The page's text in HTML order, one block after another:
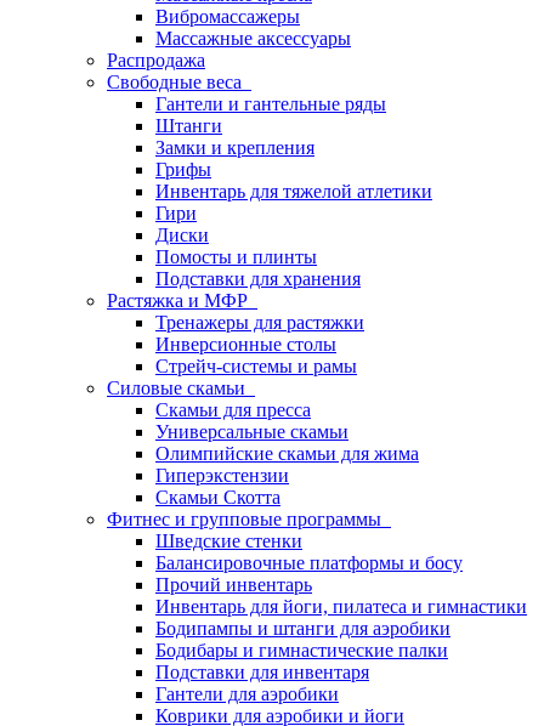
Вибромассажеры
Массажные аксессуары
Распродажа
Свободные веса
Гантели и гантельные ряды
Штанги
Замки и крепления
Грифы
Инвентарь для тяжелой атлетики
Гири
Диски
Помосты и плинты
Подставки для хранения
Растяжка и МФР
Тренажеры для растяжки
Инверсионные столы
Стрейч-системы и рамы
Силовые скамьи
Скамьи для пресса
Универсальные скамьи
Олимпийские скамьи для жима
Гиперэкстензии
Скамьи Скотта
Фитнес и групповые программы
Шведские стенки
Балансировочные платформы и босу
Прочий инвентарь
Инвентарь для йоги, пилатеса и гимнастики
Бодипампы и штанги для аэробики
Бодибары и гимнастические палки
Подставки для инвентаря
Гантели для аэробики
Коврики для аэробики и йоги